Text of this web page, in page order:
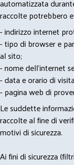
automatizzata
raccolte potrebbero
- indirizzo internet
- tipo di browser e
al sito;
- nome dell'internet
- data e orario di
- pagina web di
Le suddette
raccolte al fine di
motivi di sicurezza.
Ai fini di sicurezza